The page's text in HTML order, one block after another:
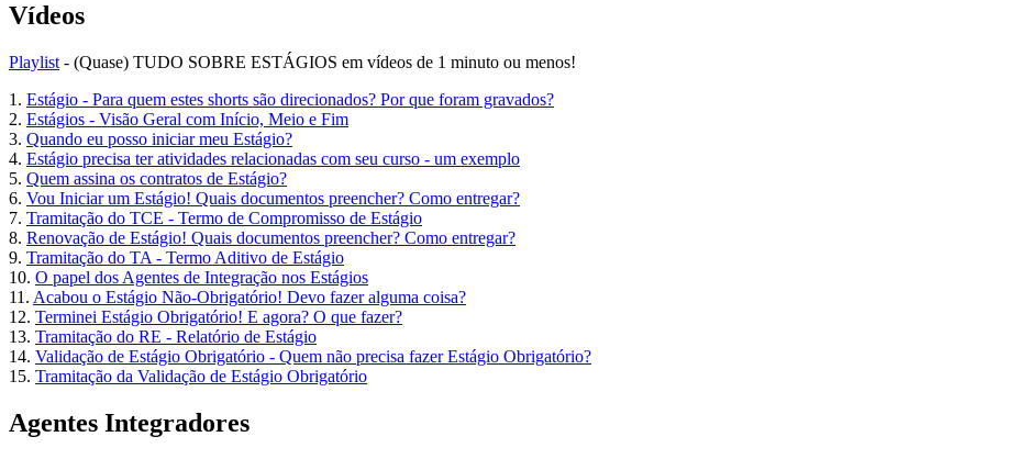
Vídeos
Playlist - (Quase) TUDO SOBRE ESTÁGIOS em vídeos de 1 minuto ou menos!
1. Estágio - Para quem estes shorts são direcionados? Por que foram gravados?
2. Estágios - Visão Geral com Início, Meio e Fim
3. Quando eu posso iniciar meu Estágio?
4. Estágio precisa ter atividades relacionadas com seu curso - um exemplo
5. Quem assina os contratos de Estágio?
6. Vou Iniciar um Estágio! Quais documentos preencher? Como entregar?
7. Tramitação do TCE - Termo de Compromisso de Estágio
8. Renovação de Estágio! Quais documentos preencher? Como entregar?
9. Tramitação do TA - Termo Aditivo de Estágio
10. O papel dos Agentes de Integração nos Estágios
11. Acabou o Estágio Não-Obrigatório! Devo fazer alguma coisa?
12. Terminei Estágio Obrigatório! E agora? O que fazer?
13. Tramitação do RE - Relatório de Estágio
14. Validação de Estágio Obrigatório - Quem não precisa fazer Estágio Obrigatório?
15. Tramitação da Validação de Estágio Obrigatório
Agentes Integradores